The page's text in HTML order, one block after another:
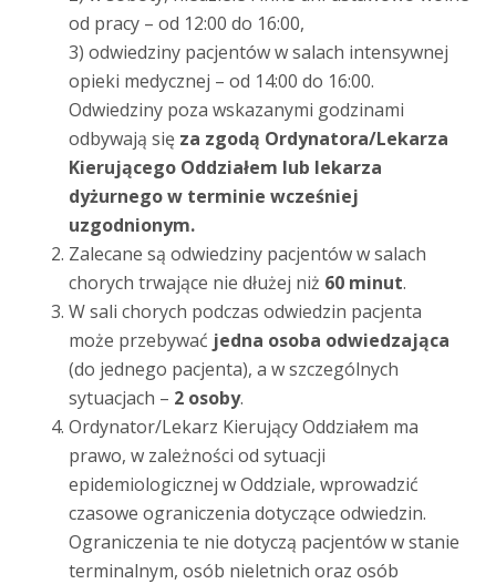
od pracy – od 12:00 do 16:00,
3) odwiedziny pacjentów w salach intensywnej
opieki medycznej – od 14:00 do 16:00.
Odwiedziny poza wskazanymi godzinami
odbywają się za zgodą Ordynatora/Lekarza
Kierującego Oddziałem lub lekarza
dyżurnego w terminie wcześniej
uzgodnionym.
Zalecane są odwiedziny pacjentów w salach
chorych trwające nie dłużej niż 60 minut.
W sali chorych podczas odwiedzin pacjenta
może przebywać jedna osoba odwiedzająca
(do jednego pacjenta), a w szczególnych
sytuacjach – 2 osoby.
Ordynator/Lekarz Kierujący Oddziałem ma
prawo, w zależności od sytuacji
epidemiologicznej w Oddziale, wprowadzić
czasowe ograniczenia dotyczące odwiedzin.
Ograniczenia te nie dotyczą pacjentów w stanie
terminalnym, osób nieletnich oraz osób